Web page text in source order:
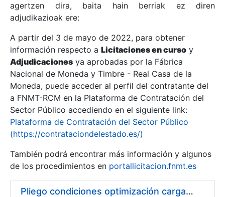
Erakutsi/Ezkutatu
Erakutsi/Ezkutatu
Erakutsi/Ezkutatu
agertzen dira, baita hain berriak ez diren
adjudikazioak ere:
A partir del 3 de mayo de 2022, para obtener
información respecto a Licitaciones en curso y
Adjudicaciones ya aprobadas por la Fábrica
Nacional de Moneda y Timbre - Real Casa de la
Moneda, puede acceder al perfil del contratante del
a FNMT-RCM en la Plataforma de Contratación del
Sector Público accediendo en el siguiente link:
Plataforma de Contratación del Sector Público
(https://contrataciondelestado.es/)
También podrá encontrar más información y algunos
de los procedimientos en portallicitacion.fnmt.es
Pliego condiciones optimización cargas compras firmado